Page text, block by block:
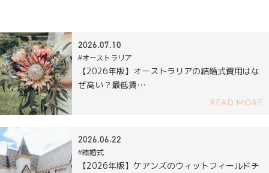
2026.07.10
#オーストラリア
【2026年版】オーストラリアの結婚式費用はな
ぜ高い？最低賃…
READ MORE
2026.06.22
#結婚式
【2026年版】ケアンズのウィットフィールドチ